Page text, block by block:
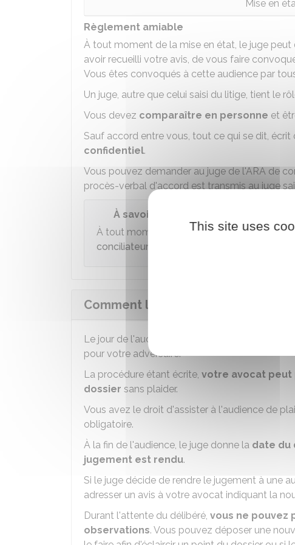
Mise en
Règlement amiable
À tout moment de la mise en état, le juge peut
avoir recueilli votre avis, de vous faire
Vous êtes convoqués à cette audience par
Un juge, autre que celui saisi du litige, tient le
Vous devez comparaître en personne et
Sauf accord entre vous, tout ce qui se dit,
confidentiel.
Vous pouvez demander au juge de l'ARA de
procès-verbal d'accord est transmis au juge
À savoir
À tout moment de la mise en état, le juge
conciliateur de justice
Comment l'audience civile se
Le jour de l'audience, vous devez être
pour votre adversaire.
La procédure étant écrite, votre avocat peut
dossier sans plaider.
Vous avez le droit d'assister à l'audience de
obligatoire.
À la fin de l'audience, le juge donne la date du
jugement est rendu.
Si le juge décide de rendre le jugement à une
adresser un avis à votre avocat indiquant la
Durant l'attente du délibéré, vous ne pouvez
observations. Vous pouvez déposer une
This site uses